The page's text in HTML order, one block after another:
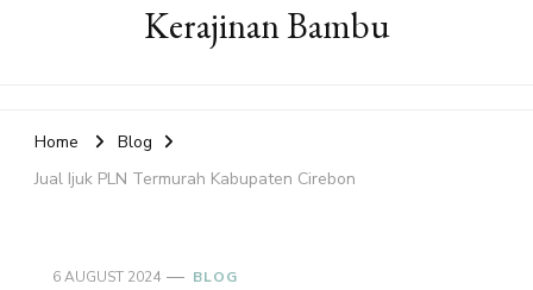
Kerajinan Bambu
Home
Blog
Jual Ijuk PLN Termurah Kabupaten Cirebon
6 AUGUST 2024 BLOG